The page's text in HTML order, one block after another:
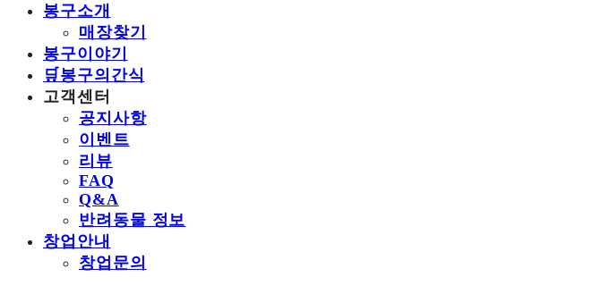
봉구소개
매장찾기
봉구이야기
🛒봉구의간식
고객센터
공지사항
이벤트
리뷰
FAQ
Q&A
반려동물 정보
창업안내
창업문의